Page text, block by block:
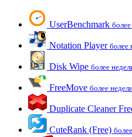
UserBenchmark
Notation Player более
Disk Wipe более
FreeMove более
Duplicate Cleaner
CuteRank (Free)